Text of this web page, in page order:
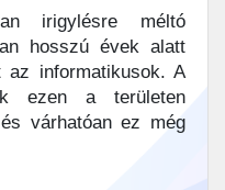
irigylésre méltó
hosszú évek alatt
az informatikusok. A
ezen a területen
várhatóan ez még